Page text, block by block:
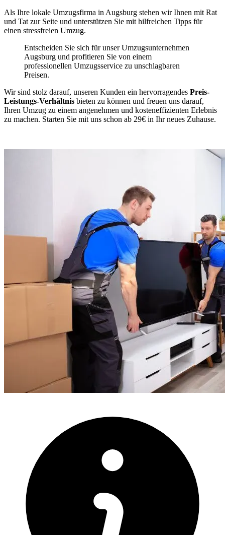
Als Ihre lokale Umzugsfirma in Augsburg stehen wir Ihnen mit Rat
und Tat zur Seite und unterstützen Sie mit hilfreichen Tipps für
einen stressfreien Umzug.
Entscheiden Sie sich für unser Umzugsunternehmen
Augsburg und profitieren Sie von einem
professionellen Umzugsservice zu unschlagbaren
Preisen.
Wir sind stolz darauf, unseren Kunden ein hervorragendes Preis-
Leistungs-Verhältnis bieten zu können und freuen uns darauf,
Ihren Umzug zu einem angenehmen und kosteneffizienten Erlebnis
zu machen. Starten Sie mit uns schon ab 29€ in Ihr neues Zuhause.